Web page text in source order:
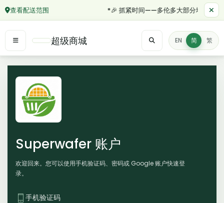
查看配送范围 *🎉 抓紧时间——多伦多大部分地区订单
超级商城 EN 简 繁
Superwafer 账户
欢迎回来。您可以使用手机验证码、密码或 Google 账户快速登
录。
手机验证码